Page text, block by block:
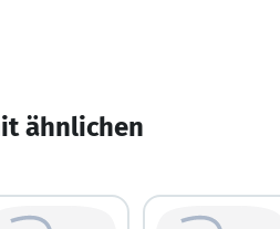
ähnlichen